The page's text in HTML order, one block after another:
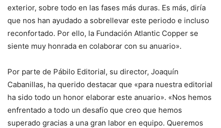
exterior, sobre todo en las fases más duras. Es más, diría
que nos han ayudado a sobrellevar este periodo e incluso
reconfortado. Por ello, la Fundación Atlantic Copper se
siente muy honrada en colaborar con su anuario».
Por parte de Pábilo Editorial, su director, Joaquín
Cabanillas, ha querido destacar que «para nuestra editorial
ha sido todo un honor elaborar este anuario». «Nos hemos
enfrentado a todo un desafío que creo que hemos
superado gracias a una gran labor en equipo. Queremos